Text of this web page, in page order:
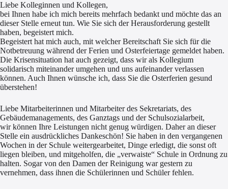
Liebe Kolleginnen und Kollegen,
bei Ihnen habe ich mich bereits mehrfach bedankt und möchte das an
dieser Stelle erneut tun. Wie Sie sich der Herausforderung gestellt
haben, begeistert mich.
Begeistert hat mich auch, mit welcher Bereitschaft Sie sich für die
Notbetreuung während der Ferien und Osterfeiertage gemeldet haben.
Die Krisensituation hat auch gezeigt, dass wir als Kollegium
solidarisch miteinander umgehen und uns aufeinander verlassen
können. Auch Ihnen wünsche ich, dass Sie die Osterferien gesund
überstehen!
Liebe Mitarbeiterinnen und Mitarbeiter des Sekretariats, des
Gebäudemanagements, des Ganztags und der Schulsozialarbeit,
wir können Ihre Leistungen nicht genug würdigen. Daher an dieser
Stelle ein ausdrückliches Dankeschön! Sie haben in den vergangenen
Wochen in der Schule weitergearbeitet, Dinge erledigt, die sonst oft
liegen bleiben, und mitgeholfen, die „verwaiste“ Schule in Ordnung zu
halten. Sogar von den Damen der Reinigung war gestern zu
vernehmen, dass ihnen die Schülerinnen und Schüler fehlen.